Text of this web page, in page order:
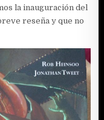
la inauguración del
reseña y que no